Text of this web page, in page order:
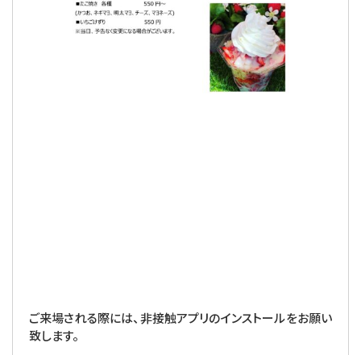
ご来場される際には、非接触アプリのインストールをお願い
致します。